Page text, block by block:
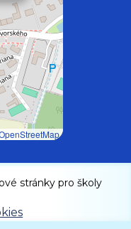
stránky pro školy